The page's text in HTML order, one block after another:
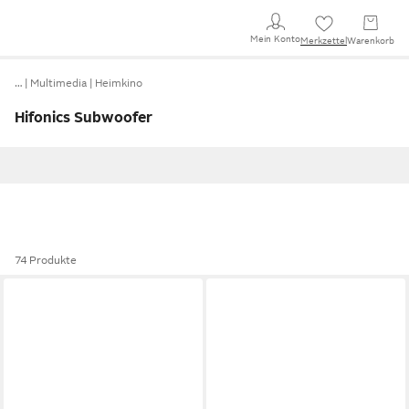
Mein KontoMerkzettel Warenkorb
… Multimedia Heimkino
Hifonics Subwoofer
74 Produkte